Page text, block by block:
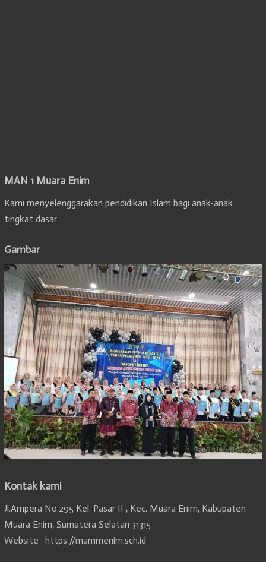
MAN 1 Muara Enim
Kami menyelenggarakan pendidikan Islam bagi anak-anak
tingkat dasar
Gambar
Kontak kami
Jl.Ampera No.295 Kel. Pasar II , Kec. Muara Enim, Kabupaten
Muara Enim, Sumatera Selatan 31315
Website : https://man1menim.sch.id